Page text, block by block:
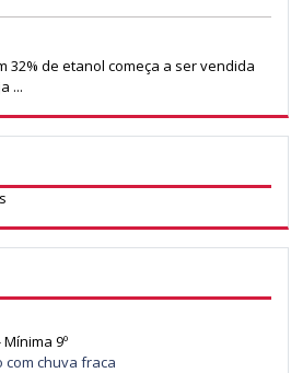
32% de etanol começa a ser vendida
...
Mínima 9º
com chuva fraca